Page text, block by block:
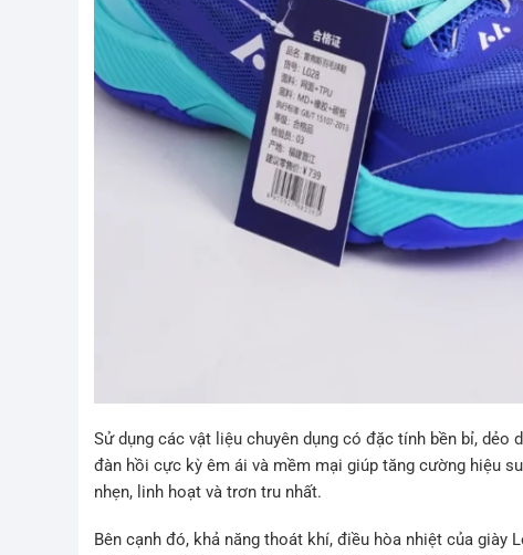
Sử dụng các vật liệu chuyên dụng có đặc tính bền bỉ, dẻo
đàn hồi cực kỳ êm ái và mềm mại giúp tăng cường hiệu
nhẹn, linh hoạt và trơn tru nhất.
Bên cạnh đó, khả năng thoát khí, điều hòa nhiệt của